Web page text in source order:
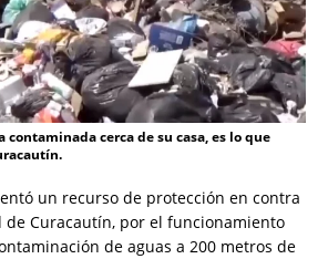
contaminada cerca de su casa, es lo que
un recurso de protección en contra
Curacautín, por el funcionamiento
de aguas a 200 metros de